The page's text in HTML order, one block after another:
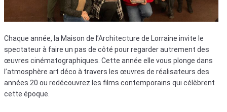
Chaque année, la Maison de l’Architecture de Lorraine invite le
spectateur à faire un pas de côté pour regarder autrement des
œuvres cinématogra­phiques. Cette année elle vous plonge dans
l’atmosphère art déco à travers les œuvres de réalisateurs des
années 20 ou redécouvrez les films contemporains qui célèbrent
cette époque.